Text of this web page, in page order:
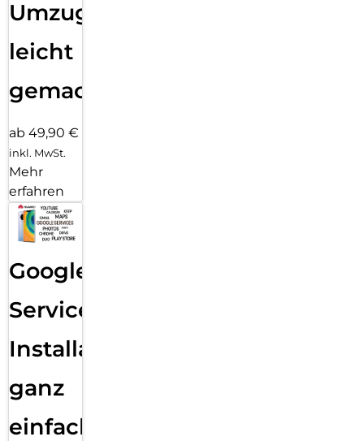
Umzug
leicht
gemacht!
ab 49,90 €
inkl. MwSt.
Mehr
erfahren
Google
Services
Installation
ganz
einfach